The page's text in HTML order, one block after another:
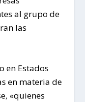
al grupo de
las
en Estados
en materia de
«quienes